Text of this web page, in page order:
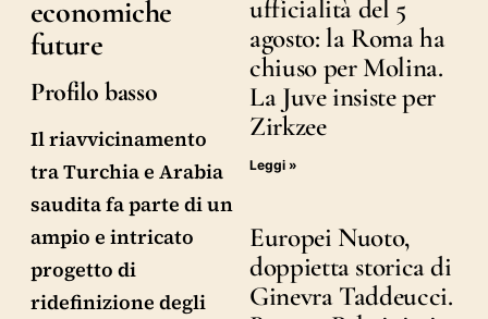
economiche
future
Profilo basso
Il riavvicinamento
tra Turchia e Arabia
saudita fa parte di un
ampio e intricato
progetto di
ridefinizione degli
ufficialità del 5
agosto: la Roma ha
chiuso per Molina.
La Juve insiste per
Zirkzee
Leggi »
Europei Nuoto,
doppietta storica di
Ginevra Taddeucci.